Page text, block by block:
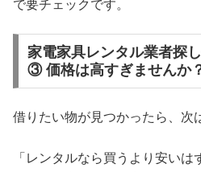
で要チェックです。
家電家具レンタル業者探
③ 価格は高すぎませんか
借りたい物が見つかったら、次
「レンタルなら買うより安い